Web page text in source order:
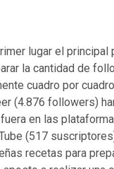
lugar el
la cantidad de
cuadro por
(4.876 followers)
en las
(517
recetas para